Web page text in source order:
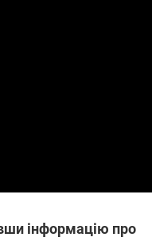
інформацію про